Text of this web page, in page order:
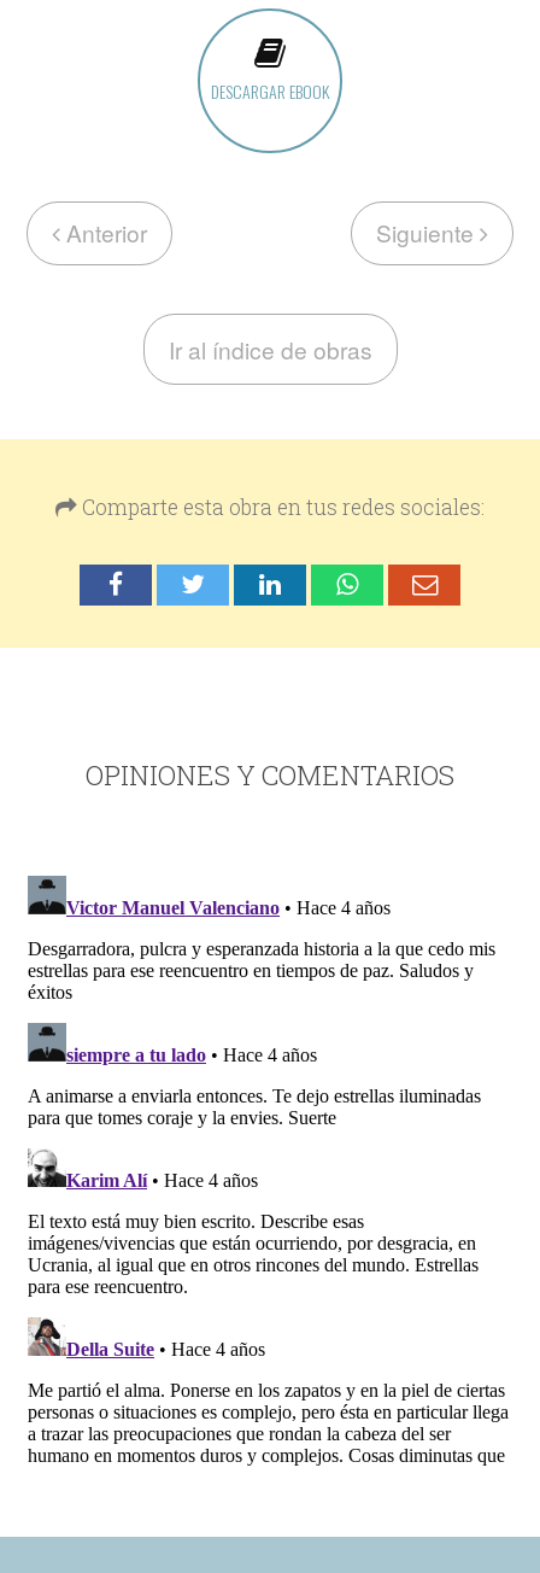
DESCARGAR EBOOK
Anterior Siguiente
Ir al índice de obras
Comparte esta obra en tus redes sociales:
OPINIONES Y COMENTARIOS